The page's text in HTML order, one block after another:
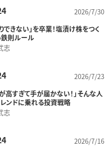
2026/7/30
できない」を卒業！塩漬け株をつく
鉄則ルール
志
2026/7/23
高すぎて手が届かない！」そんな人
ンドに乗れる投資戦略
志
2026/7/16